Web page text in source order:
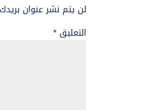
لن يتم نشر عنوان
التعليق *